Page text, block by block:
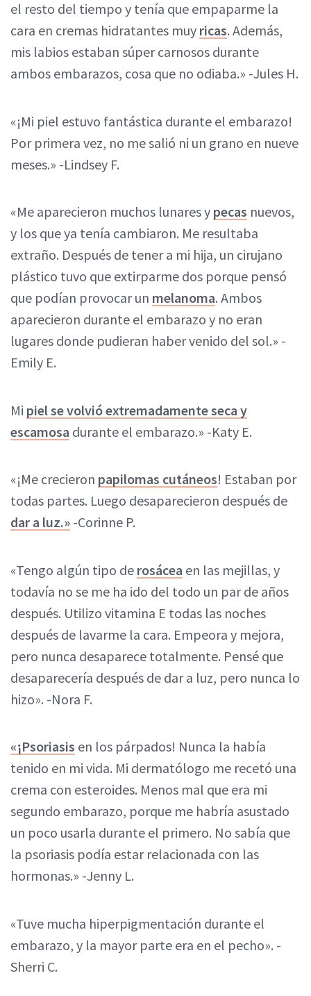
el resto del tiempo y tenía que empaparme la
cara en cremas hidratantes muy ricas. Además,
mis labios estaban súper carnosos durante
ambos embarazos, cosa que no odiaba.» -Jules H.
«¡Mi piel estuvo fantástica durante el embarazo!
Por primera vez, no me salió ni un grano en nueve
meses.» -Lindsey F.
«Me aparecieron muchos lunares y pecas nuevos,
y los que ya tenía cambiaron. Me resultaba
extraño. Después de tener a mi hija, un cirujano
plástico tuvo que extirparme dos porque pensó
que podían provocar un melanoma. Ambos
aparecieron durante el embarazo y no eran
lugares donde pudieran haber venido del sol.» -
Emily E.
Mi piel se volvió extremadamente seca y
escamosa durante el embarazo.» -Katy E.
«¡Me crecieron papilomas cutáneos! Estaban por
todas partes. Luego desaparecieron después de
dar a luz.» -Corinne P.
«Tengo algún tipo de rosácea en las mejillas, y
todavía no se me ha ido del todo un par de años
después. Utilizo vitamina E todas las noches
después de lavarme la cara. Empeora y mejora,
pero nunca desaparece totalmente. Pensé que
desaparecería después de dar a luz, pero nunca lo
hizo». -Nora F.
«¡Psoriasis en los párpados! Nunca la había
tenido en mi vida. Mi dermatólogo me recetó una
crema con esteroides. Menos mal que era mi
segundo embarazo, porque me habría asustado
un poco usarla durante el primero. No sabía que
la psoriasis podía estar relacionada con las
hormonas.» -Jenny L.
«Tuve mucha hiperpigmentación durante el
embarazo, y la mayor parte era en el pecho». -
Sherri C.